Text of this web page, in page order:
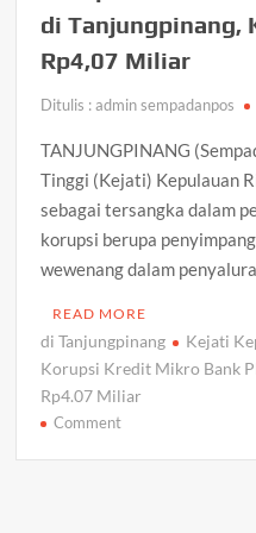
Arogansi Jakarta di
Pertemuan Ketua Umum
Aktivis Aripin Minta Kejari
Gudang Elektronik di
Kerugian Ditaksir Capai
Progres 80 Persen,
Satresnarkoba Polresta
Ekspedisi Cegah Peredaran
Satlantas Polres Bintan
di Tanjungpinang,
Rp4,07 Miliar
Ditulis : admin sempadanpos
TANJUNGPINANG
Tinggi (Kejati) Kepulauan
sebagai tersangka dalam
korupsi berupa
wewenang dalam
READ MORE
di Tanjungpinang
Kejati
Korupsi Kredit Mikro Bank
Rp4.07 Miliar
Commenton